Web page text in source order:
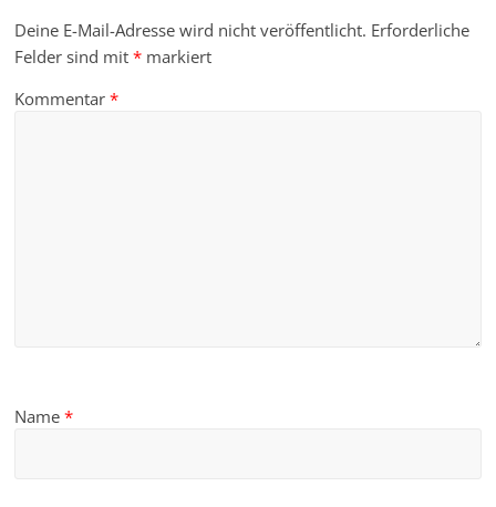
Deine E-Mail-Adresse wird nicht veröffentlicht. Erforderliche
Felder sind mit* markiert
Kommentar*
Name*